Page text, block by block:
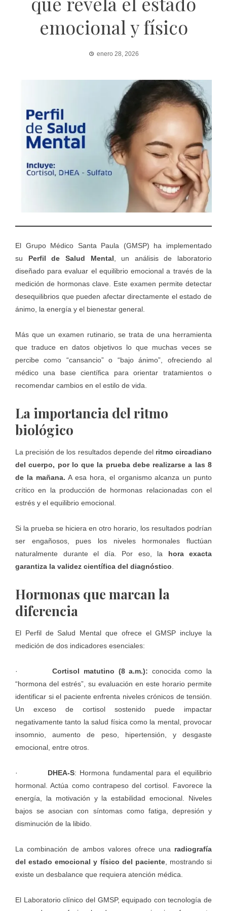
emocional y físico
enero 28, 2026
El Grupo Médico Santa Paula (GMSP) ha implementado
su Perfil de Salud Mental , un análisis de laboratorio
diseñado para evaluar el equilibrio emocional a través de la
medición de hormonas clave. Este examen permite detectar
desequilibrios que pueden afectar directamente el estado de
ánimo, la energía y el bienestar general.
Más que un examen rutinario, se trata de una herramienta
que traduce en datos objetivos lo que muchas veces se
percibe como “cansancio” o “bajo ánimo”, ofreciendo al
médico una base científica para orientar tratamientos o
recomendar cambios en el estilo de vida.
La importancia del ritmo
biológico
La precisión de los resultados depende del ritmo circadiano
del cuerpo, por lo que la prueba debe realizarse a las 8
de la mañana. A esa hora, el organismo alcanza un punto
crítico en la producción de hormonas relacionadas con el
estrés y el equilibrio emocional.
Si la prueba se hiciera en otro horario, los resultados podrían
ser engañosos, pues los niveles hormonales fluctúan
naturalmente durante el día. Por eso, la hora exacta
garantiza la validez científica del diagnóstico
Hormonas que marcan la
diferencia
El Perfil de Salud Mental que ofrece elGMSP incluye la
medición de dos indicadores esenciales:
·Cortisol matutino (8 a.m.): conocida como la
“hormona del estrés”, su evaluación en este horario permite
identificar si el paciente enfrenta niveles crónicos de tensión.
Un exceso de cortisol sostenido puede impactar
negativamente tanto la salud física como la mental, provocar
insomnio, aumento de peso, hipertensión, y desgaste
emocional, entre otros.
· DHEA-S: Hormona fundamental para el equilibrio
hormonal. Actúa como contrapeso del cortisol. Favorece la
energía, la motivación y la estabilidad emocional. Niveles
bajos se asocian con síntomas como fatiga, depresión y
disminución de la libido.
La combinación de ambos valores ofrece una radiografía
del estado emocional y físico del paciente, mostrando si
existe un desbalance que requiera atención médica.
El Laboratorio clínico del GMSP, equipado con tecnología de